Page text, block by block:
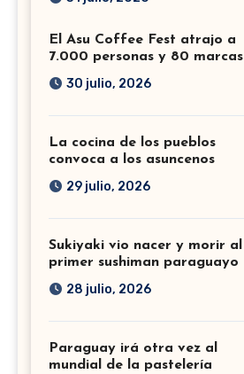
El Asu Coffee Fest atrajo a
7.000 personas y 80 marcas
30 julio, 2026
La cocina de los pueblos
convoca a los asuncenos
29 julio, 2026
Sukiyaki vio nacer y morir al
primer sushiman paraguayo
28 julio, 2026
Paraguay irá otra vez al
mundial de la pastelería